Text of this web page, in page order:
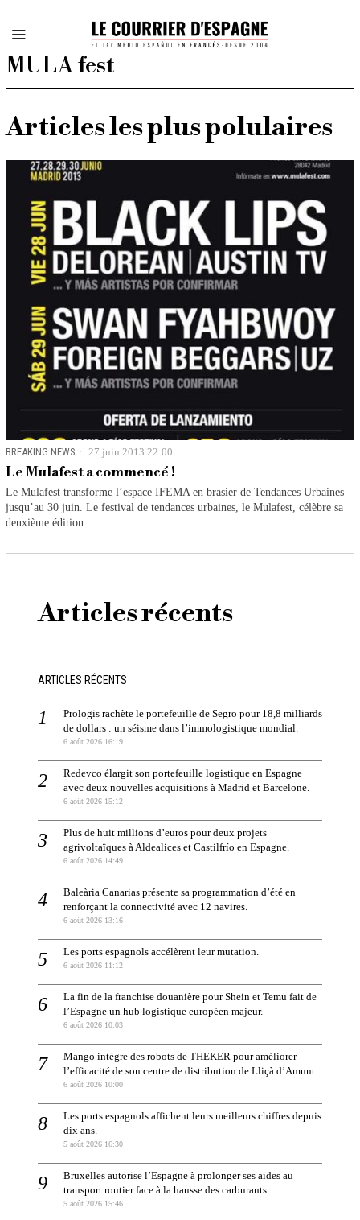
MULA fest
Articles les plus polulaires
BREAKING NEWS 27 juin 2013 22:00
Le Mulafest a commencé !
Le Mulafest transforme l’espace IFEMA en brasier de Tendances Urbaines
jusqu’au 30 juin. Le festival de tendances urbaines, le Mulafest, célèbre sa
deuxième édition
Articles récents
ARTICLES RÉCENTS
Prologis rachète le portefeuille de Segro pour 18,8 milliards
de dollars : un séisme dans l’immologistique mondial.
6 août 2026 16:19
Redevco élargit son portefeuille logistique en Espagne
avec deux nouvelles acquisitions à Madrid et Barcelone.
6 août 2026 15:12
Plus de huit millions d’euros pour deux projets
agrivoltaïques à Aldealices et Castilfrío en Espagne.
6 août 2026 14:49
Baleària Canarias présente sa programmation d’été en
renforçant la connectivité avec 12 navires.
6 août 2026 13:16
Les ports espagnols accélèrent leur mutation.
6 août 2026 11:12
La fin de la franchise douanière pour Shein et Temu fait de
l’Espagne un hub logistique européen majeur.
6 août 2026 10:03
Mango intègre des robots de THEKER pour améliorer
l’efficacité de son centre de distribution de Lliçà d’Amunt.
6 août 2026 10:00
Les ports espagnols affichent leurs meilleurs chiffres depuis
dix ans.
5 août 2026 16:30
Bruxelles autorise l’Espagne à prolonger ses aides au
transport routier face à la hausse des carburants.
5 août 2026 15:46